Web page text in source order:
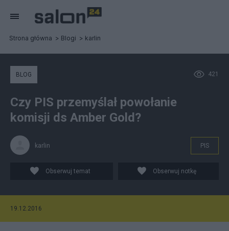
Strona główna Blogi karlin
421
BLOG
Czy PIS przemyślał powołanie
komisji ds Amber Gold?
karlin PIS
Obserwuj temat Obserwuj notkę
19.12.2016